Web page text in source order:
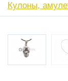
Кулоны,